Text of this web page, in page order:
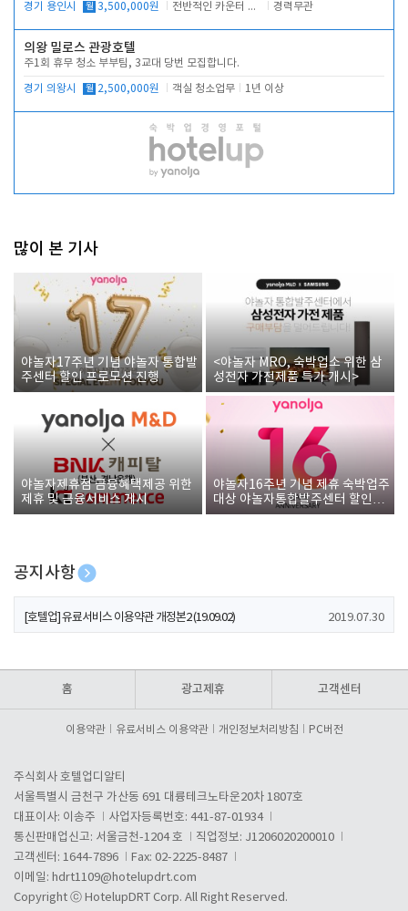
경기 용인시 월 3,500,000원 전반적인 카운터 업무 경력무관
의왕 밀로스 관광호텔
주1회 휴무 청소 부부팀, 3교대 당번 모집합니다.
경기 의왕시 월 2,500,000원 객실 청소업무 1년 이상
많이 본 기사
야놀자17주년 기념 야놀자 통합발
주센터 할인 프로모션 진행
<야놀자 MRO, 숙박업소 위한 삼
성전자 가전제품 특가 개시>
야놀자제휴점 금융혜택제공 위한
제휴 및 금융서비스 게시
야놀자16주년 기념 제휴 숙박업주
대상 야놀자통합발주센터 할인쿠
폰 증정
공지사항
[호텔업] 개인정보 처리방침 개정본1 (19.09.02)
[호텔업] 유료서비스 이용약관 개정본2 (19.09.02) 2019.07.30
홈 광고제휴 고객센터
이용약관 유료서비스 이용약관 개인정보처리방침 PC버전
주식회사 호텔업디알티
서울특별시 금천구 가산동 691 대륭테크노타운20차 1807호
대표이사: 이송주
사업자등록번호: 441-87-01934
통신판매업신고: 서울금천-1204 호
직업정보: J1206020200010
고객센터: 1644-7896
Fax: 02-2225-8487
이메일: hdrt1109@hotelupdrt.com
Copyright ⓒ HotelupDRT Corp. All Right Reserved.